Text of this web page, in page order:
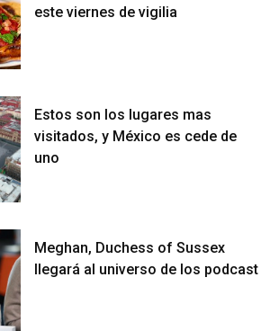
este viernes de vigilia
Estos son los lugares mas
visitados, y México es cede de
uno
Meghan, Duchess of Sussex
llegará al universo de los podcast